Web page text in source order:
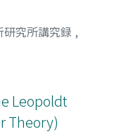
研究所講究録 ,
Leopoldt
Theory)